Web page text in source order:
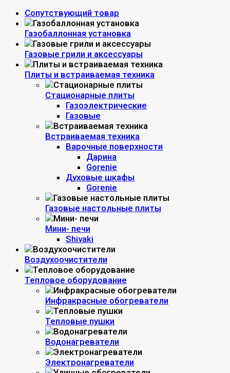
Сопутствующий товар
Газобаллонная установка
Газовые грили и аксессуары
Плиты и встраиваемая техника
Стационарные плиты
Газоэлектрические
Газовые
Встраиваемая техника
Варочные поверхности
Дарина
Gorenie
Духовые шкафы
Gorenie
Газовые настольные плиты
Мини- печи
Shivaki
Воздухоочистители
Тепловое оборудование
Инфракрасные обогреватели
Тепловые пушки
Водонагреватели
Электронагреватели